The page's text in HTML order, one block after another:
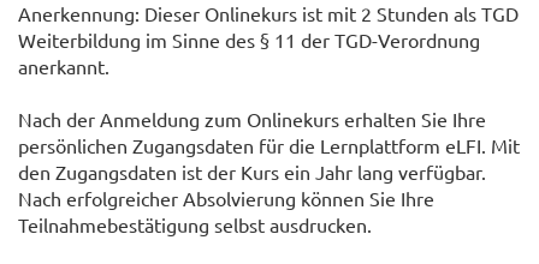
Anerkennung: Dieser Onlinekurs ist mit 2 Stunden als TGD
Weiterbildung im Sinne des § 11 der TGD-Verordnung
anerkannt.
Nach der Anmeldung zum Onlinekurs erhalten Sie Ihre
persönlichen Zugangsdaten für die Lernplattform eLFI. Mit
den Zugangsdaten ist der Kurs ein Jahr lang verfügbar.
Nach erfolgreicher Absolvierung können Sie Ihre
Teilnahmebestätigung selbst ausdrucken.